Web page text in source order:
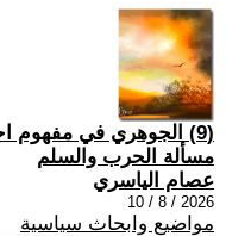
(9) الجوهري في مفهوم
مسألة الحرب والسلم
عصام الياسري
2026 / 8 / 10
مواضيع وابحاث سياسية